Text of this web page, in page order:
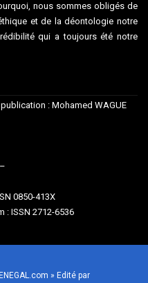
nous sommes obligés de
et de la déontologie notre
qui a toujours été notre
: Mohamed WAGUE
0850-413X
: ISSN 2712-6536
» Edité par